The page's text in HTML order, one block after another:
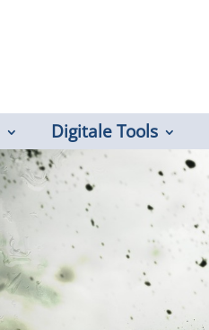
Digitale Tools